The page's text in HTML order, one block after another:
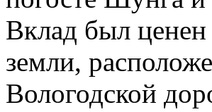
Вклад был
земли,
Вологодской